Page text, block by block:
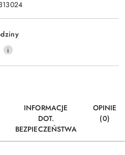
INFORMACJE
DOT.
BEZPIECZEŃSTWA
OPINIE
(0)